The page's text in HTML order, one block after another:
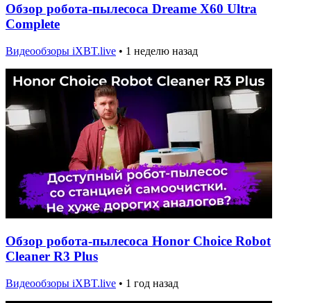
Обзор робота-пылесоса Dreame X60 Ultra
Complete
Видеообзоры iXBT.live • 1 неделю назад
Обзор робота-пылесоса Honor Choice Robot
Cleaner R3 Plus
Видеообзоры iXBT.live • 1 год назад